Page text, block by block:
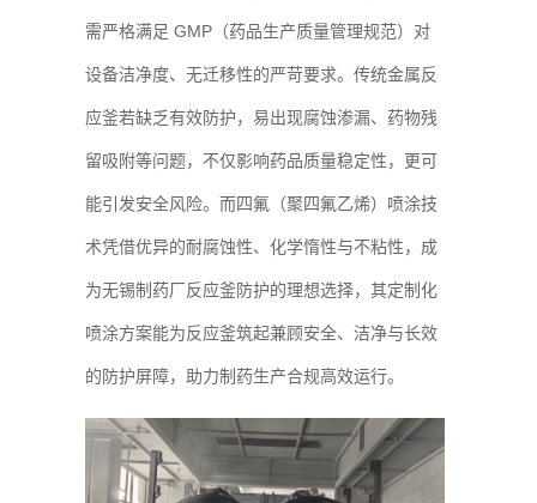
需严格满足 GMP（药品生产质量管理规范）对
设备洁净度、无迁移性的严苛要求。传统金属反
应釜若缺乏有效防护，易出现腐蚀渗漏、药物残
留吸附等问题，不仅影响药品质量稳定性，更可
能引发安全风险。而四氟（聚四氟乙烯）喷涂技
术凭借优异的耐腐蚀性、化学惰性与不粘性，成
为无锡制药厂反应釜防护的理想选择，其定制化
喷涂方案能为反应釜筑起兼顾安全、洁净与长效
的防护屏障，助力制药生产合规高效运行。